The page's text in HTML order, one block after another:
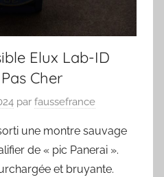
Elux Lab-ID
Cher
par faussefrance
une montre sauvage
de « pic Panerai ».
et bruyante.